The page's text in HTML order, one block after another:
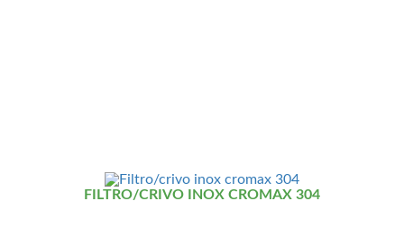
FILTRO/CRIVO INOX CROMAX 304